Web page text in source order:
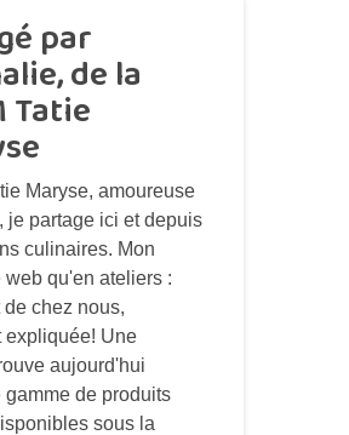
par
de la
Tatie
Maryse, amoureuse
je partage ici et depuis
culinaires. Mon
qu'en ateliers :
chez nous,
expliquée! Une
aujourd'hui
de produits
sous la